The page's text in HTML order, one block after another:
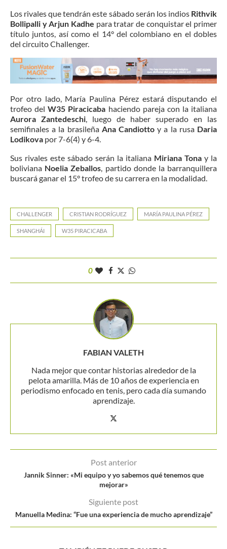
Los rivales que tendrán este sábado serán los indiosRithvik
Bollipalli y Arjun Kadhe para tratar de conquistar el primer
título juntos, así como el 14° del colombiano en el dobles
del circuito Challenger.
Por otro lado, María Paulina Pérez estará disputando el
trofeo del W35 Piracicaba haciendo pareja con la italiana
Aurora Zantedeschi , luego de haber superado en las
semifinales a la brasileña Ana Candiotto y a la rusa Daria
Lodikova por 7-6(4) y 6-4.
Sus rivales este sábado serán la italiana Miriana Tona y la
boliviana Noelia Zeballos , partido donde la barranquillera
buscará ganar el 15° trofeo de su carrera en la modalidad.
CHALLENGER CRISTIAN RODRÍGUEZ MARÍA PAULINA PÉREZ
SHANGHÁI W35 PIRACICABA
0
FABIAN VALETH
Nada mejor que contar historias alrededor de la
pelota amarilla. Más de 10 años de experiencia en
periodismo enfocado en tenis, pero cada día sumando
aprendizaje.
Post anterior
Jannik Sinner: «Mi equipo y yo sabemos qué tenemos que
mejorar»
Siguiente post
Manuella Medina: “Fue una experiencia de mucho aprendizaje”